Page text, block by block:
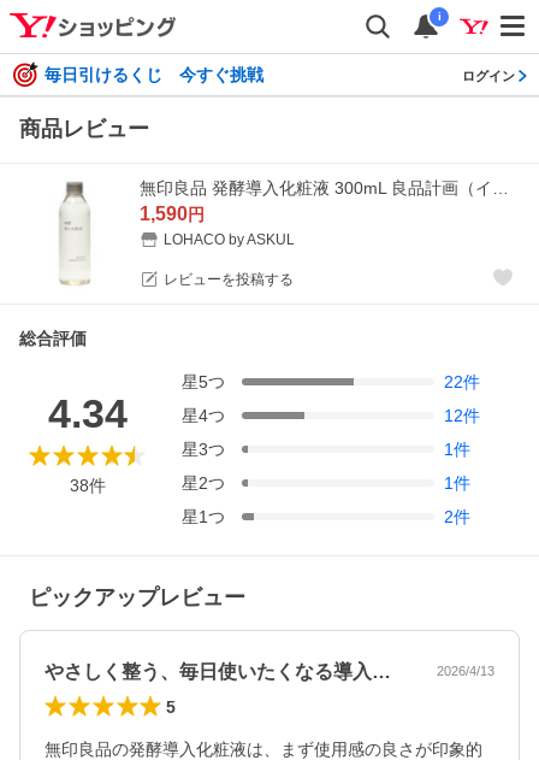
i
毎日引けるくじ 今すぐ挑戦 ログイン
商品レビュー
1,590円
LOHACO by ASKUL
レビューを投稿する
総合評価
4.34
38件
星5つ 22件
星4つ 12件
星3つ 1件
星2つ 1件
星1つ 2件
ピックアップレビュー
やさしく整う、毎日使いたくなる導入化粧液 2026/4/13
5
無印良品の発酵導入化粧液は、まず使用感の良さが印象的